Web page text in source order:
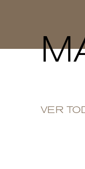
VER